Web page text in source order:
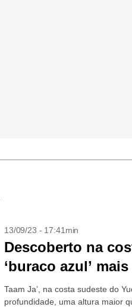
13/09/23 - 17:41min
Descoberto na
‘buraco azul’
Taam Ja’, na costa sudeste do
profundidade, uma altura maior